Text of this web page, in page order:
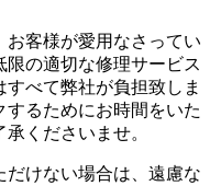
客様が愛用なさってい
の適切な修理サービス
べて弊社が負担致しま
るためにお時間をいた
くださいませ。
だけない場合は、遠慮な